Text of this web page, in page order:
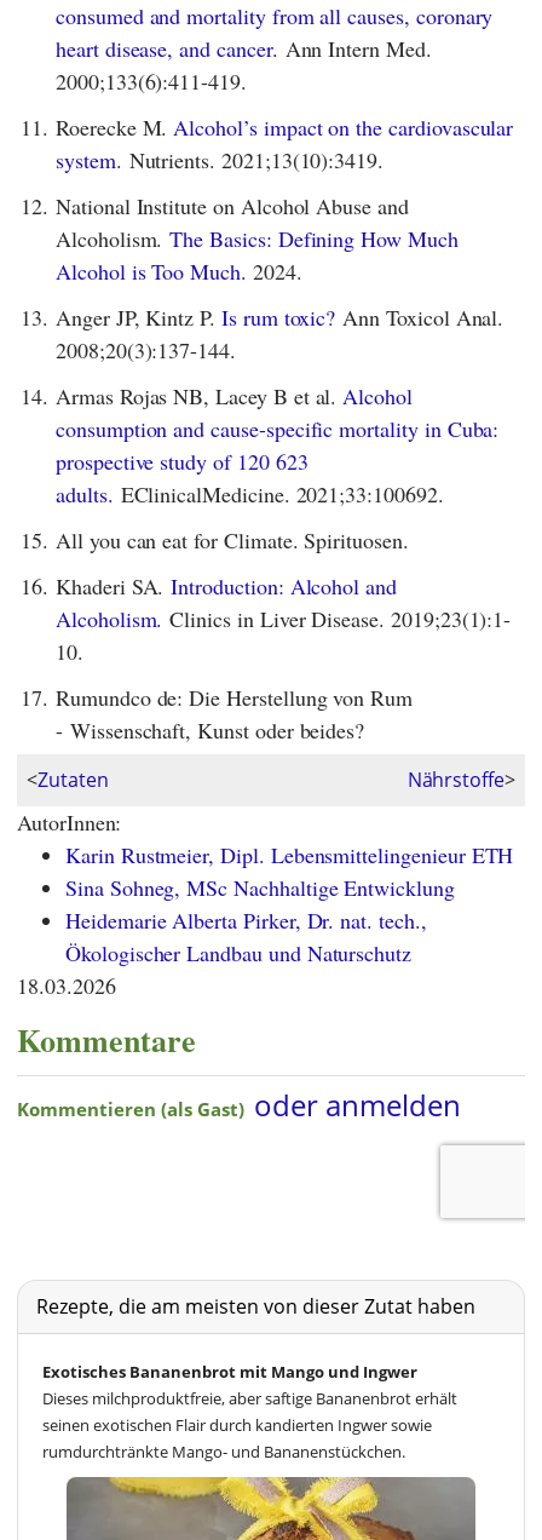
consumed and mortality from all causes, coronary
heart disease, and cancer. Ann Intern Med.
2000;133(6):411-419.
11. Roerecke M.Alcohol’s impact on the cardiovascular
system. Nutrients. 2021;13(10):3419.
12. National Institute on Alcohol Abuse and
Alcoholism.The Basics: Defining How Much
Alcohol is Too Much. 2024.
13. Anger JP, Kintz P. Is rum toxic? Ann Toxicol Anal.
2008;20(3):137-144.
14. Armas Rojas NB, Lacey B et al.Alcohol
consumption and cause-specific mortality in Cuba:
prospective study of 120 623
adults. EClinicalMedicine. 2021;33:100692.
15. All you can eat for Climate. Spirituosen.
16. Khaderi SA.Introduction: Alcohol and
Alcoholism. Clinics in Liver Disease. 2019;23(1):1-
10.
17. Rumundco de: Die Herstellung von Rum
- Wissenschaft, Kunst oder beides?
<Zutaten Nährstoffe>
AutorInnen:
Karin Rustmeier, Dipl. Lebensmittelingenieur ETH
Sina Sohneg, MSc Nachhaltige Entwicklung
Heidemarie Alberta Pirker, Dr. nat. tech.,
Ökologischer Landbau und Naturschutz
18.03.2026
Kommentare
Rezepte, die am meisten von dieser Zutat haben
Exotisches Bananenbrot mit Mango und Ingwer
Dieses milchproduktfreie, aber saftige Bananenbrot erhält
seinen exotischen Flair durch kandierten Ingwer sowie
rumdurchtränkte Mango- und Bananenstückchen.